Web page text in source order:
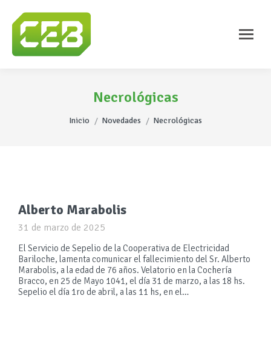
Necrológicas
Estás aquí:
Inicio Novedades Necrológicas
Alberto Marabolis
31 de marzo de 2025
El Servicio de Sepelio de la Cooperativa de Electricidad
Bariloche, lamenta comunicar el fallecimiento del Sr. Alberto
Marabolis, a la edad de 76 años. Velatorio en la Cochería
Bracco, en 25 de Mayo 1041, el día 31 de marzo, a las 18 hs.
Sepelio el día 1ro de abril, a las 11 hs, en el…